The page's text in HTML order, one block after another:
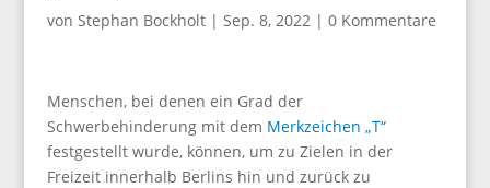
von Stephan Bockholt| Sep. 8, 2022| 0 Kommentare
Menschen, bei denen ein Grad der
Schwerbehinderung mit dem Merkzeichen „T“
festgestellt wurde, können, um zu Zielen in der
Freizeit innerhalb Berlins hin und zurück zu